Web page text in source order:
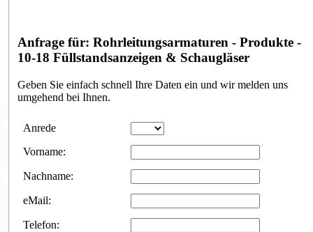
Anfrage für: Rohrleitungsarmaturen - Produkte -
10-18 Füllstandsanzeigen & Schaugläser
Geben Sie einfach schnell Ihre Daten ein und wir melden uns
umgehend bei Ihnen.
Anrede
Vorname:
Nachname:
eMail:
Telefon:
Anfrageformular